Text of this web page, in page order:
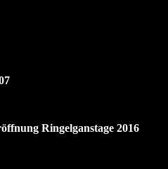
Ringelganstage 2016